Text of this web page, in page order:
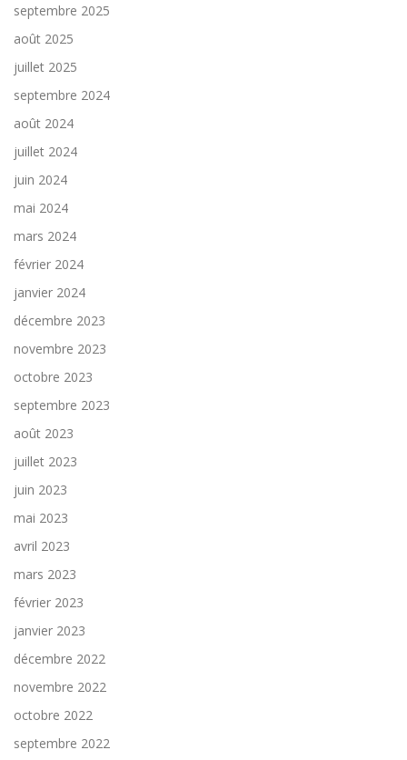
septembre 2025
août 2025
juillet 2025
septembre 2024
août 2024
juillet 2024
juin 2024
mai 2024
mars 2024
février 2024
janvier 2024
décembre 2023
novembre 2023
octobre 2023
septembre 2023
août 2023
juillet 2023
juin 2023
mai 2023
avril 2023
mars 2023
février 2023
janvier 2023
décembre 2022
novembre 2022
octobre 2022
septembre 2022